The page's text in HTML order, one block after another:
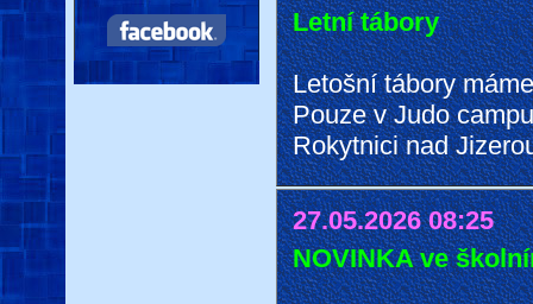
Letní tábory
Letošní tábory
Pouze v Judo
Rokytnici nad
27.05.2026 08:25
NOVINKA ve